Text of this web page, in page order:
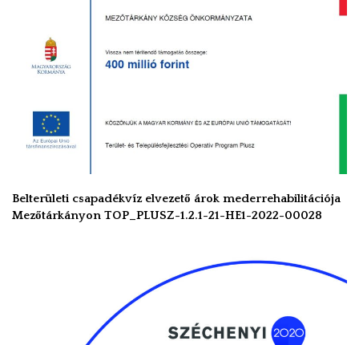
Belterületi csapadékvíz elvezető árok mederrehabilitációja
Mezőtárkányon TOP_PLUSZ-1.2.1-21-HE1-2022-00028